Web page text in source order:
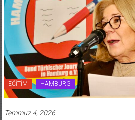
EĞİTİM HAMBURG
Temmuz 4, 2026